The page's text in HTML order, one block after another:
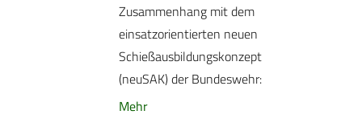
Zusammenhang mit dem
einsatzorientierten neuen
Schießausbildungskonzept
(neuSAK) der Bundeswehr:
Mehr